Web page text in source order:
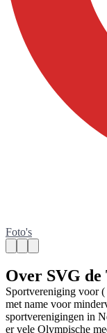
Foto's
Over SVG de
Sportvereniging voor
met name voor
sportverenigingen in
er vele Olympische